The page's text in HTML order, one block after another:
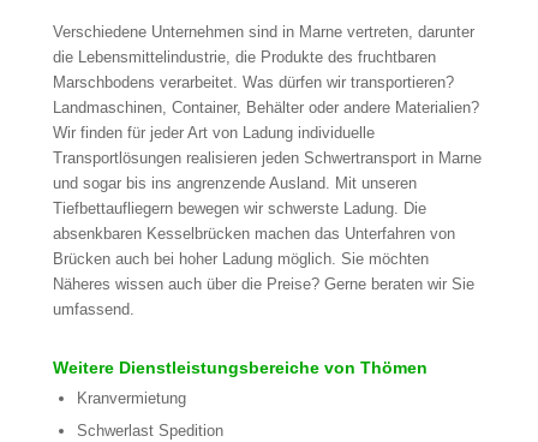
Verschiedene Unternehmen sind in Marne vertreten, darunter
die Lebensmittelindustrie, die Produkte des fruchtbaren
Marschbodens verarbeitet. Was dürfen wir transportieren?
Landmaschinen, Container, Behälter oder andere Materialien?
Wir finden für jeder Art von Ladung individuelle
Transportlösungen realisieren jeden Schwertransport in Marne
und sogar bis ins angrenzende Ausland. Mit unseren
Tiefbettaufliegern bewegen wir schwerste Ladung. Die
absenkbaren Kesselbrücken machen das Unterfahren von
Brücken auch bei hoher Ladung möglich. Sie möchten
Näheres wissen auch über die Preise? Gerne beraten wir Sie
umfassend.
Weitere Dienstleistungsbereiche von Thömen
Kranvermietung
Schwerlast Spedition